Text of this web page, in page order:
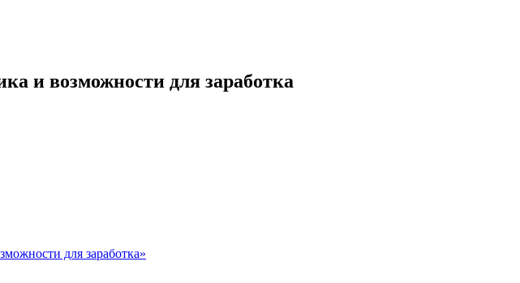
и возможности для заработка
для заработка»